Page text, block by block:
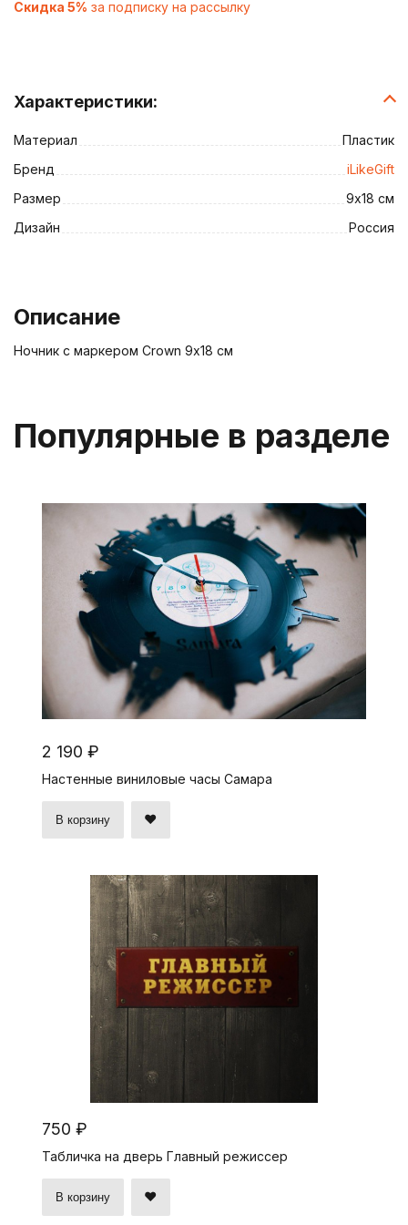
Характеристики:
Материал
Пластик
Бренд
iLikeGift
Размер
9х18 см
Дизайн
Россия
Скидка 5% за подписку на рассылку
Описание
Ночник с маркером Crown 9х18 см
Популярные в разделе
2 190 ₽
Настенные виниловые часы Самара
В корзину
750 ₽
Табличка на дверь Главный режиссер
В корзину